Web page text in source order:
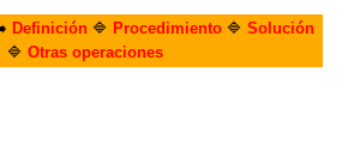
Definición🔷 Procedimiento🔷 Solución
🔷 Otras operaciones